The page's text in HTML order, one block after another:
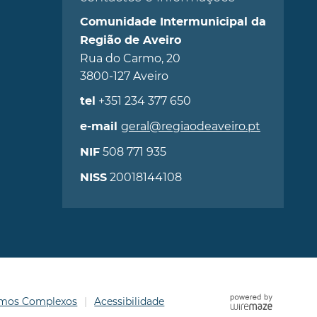
Comunidade Intermunicipal da
Região de Aveiro
Rua do Carmo, 20
3800-127 Aveiro
tel +351 234 377 650
e-mail geral@regiaodeaveiro.pt
NIF508 771 935
NISS20018144108
Complexos Acessibilidade